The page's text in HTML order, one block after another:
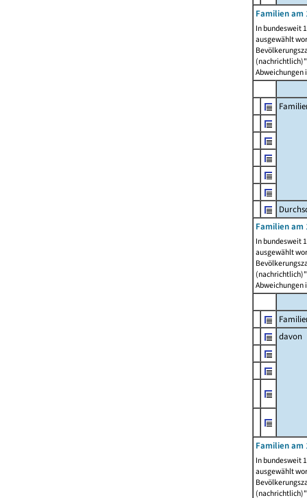
Familien am
In bundesweit
ausgewählt
Abweichungen
Familien am
In bundesweit
ausgewählt
Abweichungen
davon
Familien am
In bundesweit
ausgewählt